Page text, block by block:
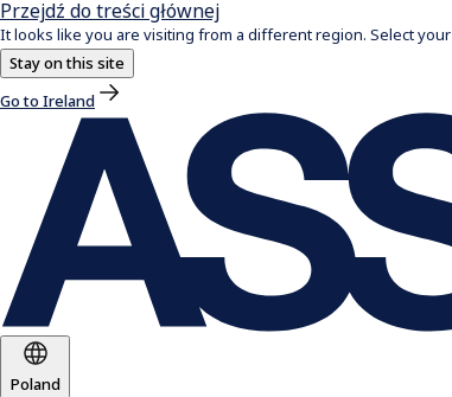
Przejdź do treści głównej
It looks like you are visiting from a different region. Select
Stay on this site
Go to Ireland
Poland